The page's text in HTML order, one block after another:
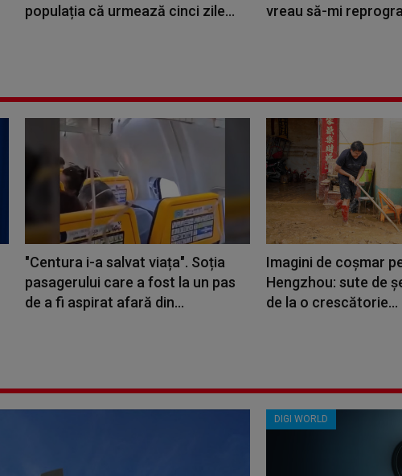
populația că urmează cinci zile...
vreau să-mi
"Centura i-a salvat viața". Soția
pasagerului care a fost la un pas
de a fi aspirat afară din...
Imagini de coșmar
Hengzhou: sute de
de la o crescătorie...
DIGI WORLD